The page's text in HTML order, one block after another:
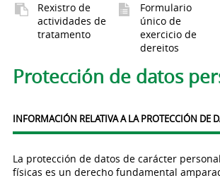
Rexistro de
actividades de
tratamento
Formulario
único de
exercicio de
dereitos
Solapas principales
Protección de datos
INFORMACIÓN RELATIVA A LA PROTECCIÓN DE
La protección de datos de carácter
físicas es un derecho fundamental